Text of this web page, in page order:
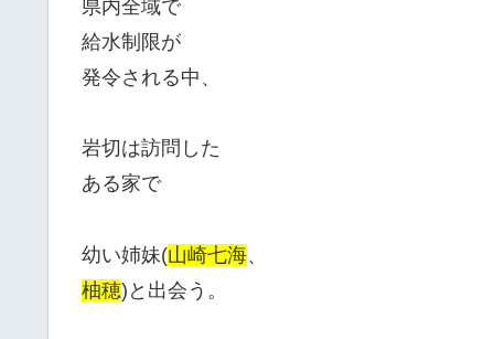
県内全域で
給水制限が
発令される中、
岩切は訪問した
ある家で
幼い姉妹(山崎七海、
柚穂)と出会う。